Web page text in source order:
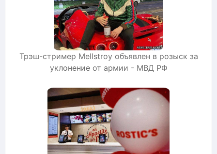
Трэш-стример Мellstroy объявлен в розыск за
уклонение от армии - МВД РФ